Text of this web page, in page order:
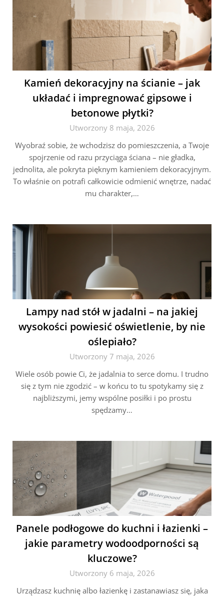
Kamień dekoracyjny na ścianie – jak
układać i impregnować gipsowe i
betonowe płytki?
Utworzony 8 maja, 2026
Wyobraź sobie, że wchodzisz do pomieszczenia, a Twoje
spojrzenie od razu przyciąga ściana – nie gładka,
jednolita, ale pokryta pięknym kamieniem dekoracyjnym.
To właśnie on potrafi całkowicie odmienić wnętrze, nadać
mu charakter,…
Lampy nad stół w jadalni – na jakiej
wysokości powiesić oświetlenie, by nie
oślepiało?
Utworzony 7 maja, 2026
Wiele osób powie Ci, że jadalnia to serce domu. I trudno
się z tym nie zgodzić – w końcu to tu spotykamy się z
najbliższymi, jemy wspólne posiłki i po prostu
spędzamy…
Panele podłogowe do kuchni i łazienki –
jakie parametry wodoodporności są
kluczowe?
Utworzony 6 maja, 2026
Urządzasz kuchnię albo łazienkę i zastanawiasz się, jaka